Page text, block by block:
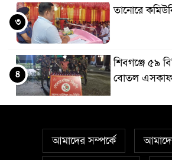
তানোরে
৩
শিবগঞ্জে ৫৯
বোতল
৪
কলেজে
আমাদের সম্পর্কে